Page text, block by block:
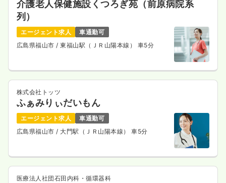
介護老人保健施設くつろぎ苑（前原病院系
列）
エージェント求人
車通勤可
広島県福山市 / 東福山駅（ＪＲ山陽本線） 車5分
株式会社トッツ
ふぁみりぃだいもん
エージェント求人
車通勤可
広島県福山市 / 大門駅（ＪＲ山陽本線） 車5分
医療法人社団石田内科・循環器科